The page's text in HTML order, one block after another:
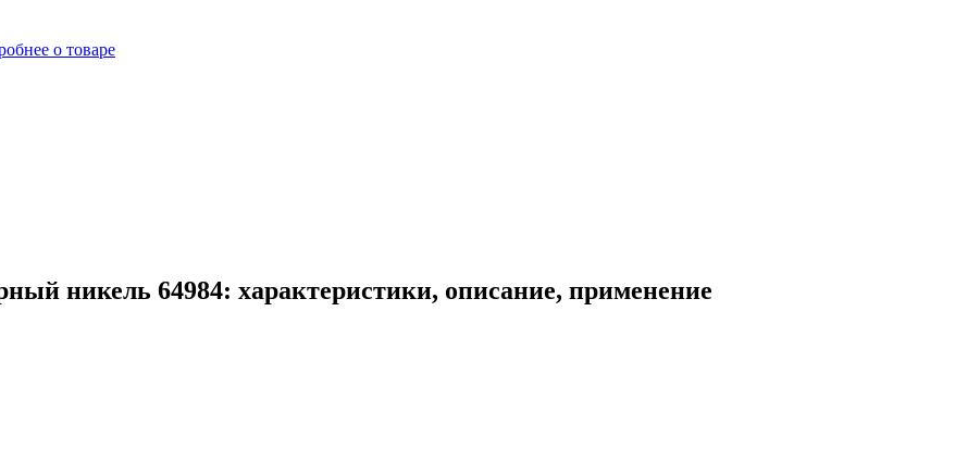
о товаре
никель 64984: характеристики, описание, применение